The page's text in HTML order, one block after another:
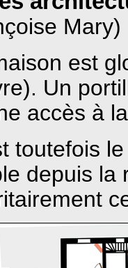
Mary)
est
Un
accès à
toutefois
depuis la